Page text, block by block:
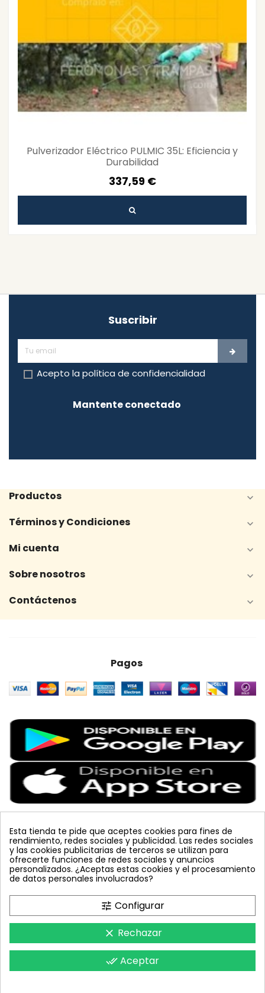
Pulverizador Eléctrico PULMIC 35L: Eficiencia y
Durabilidad
337,59 €
Suscribir
Acepto la política de confidencialidad
Mantente conectado
Productos 
Términos y Condiciones 
Mi cuenta 
Sobre nosotros 
Contáctenos 
Pagos
Etiquetas Populares
colmena vacuna arbol planta
placa
bombus terrestris
mosquero feromona
mariquita
amarillo sin carnet
inyecciones tronco
trampa cromática JED
tuta absoluta
lucha integrada polillero
FeromonasyTrampas © 2018 - Todos los derechos reservados.
Esta tienda te pide que aceptes cookies para fines de
rendimiento, redes sociales y publicidad. Las redes sociales
y las cookies publicitarias de terceros se utilizan para
ofrecerte funciones de redes sociales y anuncios
personalizados. ¿Aceptas estas cookies y el procesamiento
de datos personales involucrados?
tune Configurar
clear Rechazar
done_all Aceptar